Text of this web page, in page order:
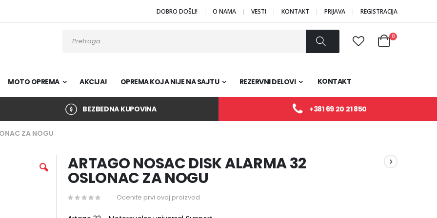
DOBRO DOŠLI! O NAMA VESTI KONTAKT PRIJAVA REGISTRACIJA
Pretraži
Cart
0Proizvodi
MOTO OPREMA AKCIJA! OPREMA KOJA NIJE NA SAJTU REZERVNI DELOVI KONTAKT
BEZBEDNA KUPOVINA +381 69 20 21 850
ZA NOGU
ARTAGO NOSAC DISK ALARMA 32
OSLONAC ZA NOGU
Ocenite prvi ovaj proizvod